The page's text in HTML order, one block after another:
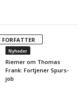
FORFATTER
Nyheder
Riemer om Thomas
Frank: Fortjener Spurs-
job